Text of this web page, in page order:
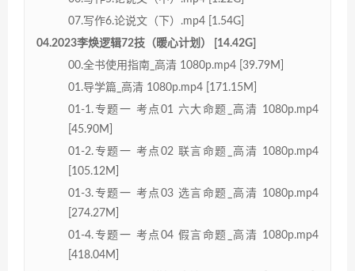
07.写作6.论说文（下）.mp4 [1.54G]
04.2023李焕逻辑72技（暖心计划） [14.42G]
00.全书使用指南_高清 1080p.mp4 [39.79M]
01.导学篇_高清 1080p.mp4 [171.15M]
01-1.专题一 考点01 六大命题_高清 1080p.mp4
[45.90M]
01-2.专题一 考点02 联言命题_高清 1080p.mp4
[105.12M]
01-3.专题一 考点03 选言命题_高清 1080p.mp4
[274.27M]
01-4.专题一 考点04 假言命题_高清 1080p.mp4
[418.04M]